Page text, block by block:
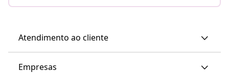
Atendimento ao cliente
Empresas